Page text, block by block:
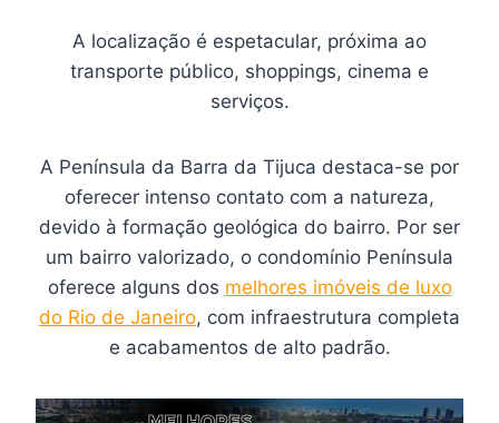
A localização é espetacular, próxima ao
transporte público, shoppings, cinema e
serviços.
A Península da Barra da Tijuca destaca-se por
oferecer intenso contato com a natureza,
devido à formação geológica do bairro. Por ser
um bairro valorizado, o condomínio Península
oferece alguns dos melhores imóveis de luxo
do Rio de Janeiro, com infraestrutura completa
e acabamentos de alto padrão.